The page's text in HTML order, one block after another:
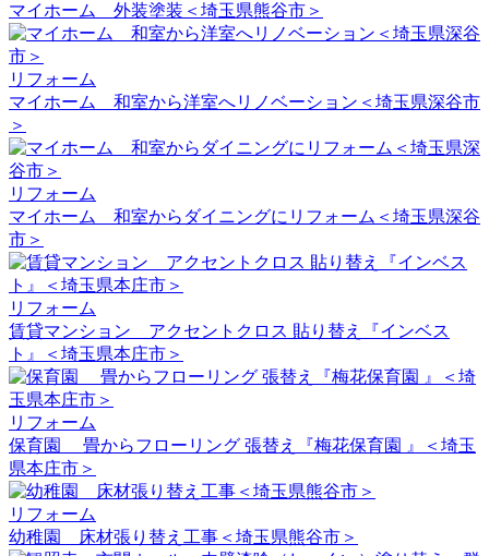
マイホーム 外装塗装＜埼玉県熊谷市＞
リフォーム
マイホーム 和室から洋室へリノベーション＜埼玉県深谷市
＞
リフォーム
マイホーム 和室からダイニングにリフォーム＜埼玉県深谷
市＞
リフォーム
賃貸マンション アクセントクロス 貼り替え『インベス
ト』＜埼玉県本庄市＞
リフォーム
保育園 畳からフローリング 張替え『梅花保育園 』＜埼玉
県本庄市＞
リフォーム
幼稚園 床材張り替え工事＜埼玉県熊谷市＞